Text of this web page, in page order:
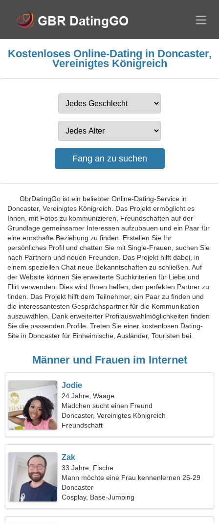
Kostenloses Online-Dating in Doncaster,
Vereinigtes Königreich
GbrDatingGo ist ein beliebter Online-Dating-Service in
Doncaster, Vereinigtes Königreich. Das Projekt ermöglicht es
Ihnen, mit Fotos zu kommunizieren, Freundschaften auf der
Grundlage gemeinsamer Interessen aufzubauen und ein Paar für
eine ernsthafte Beziehung zu finden. Erstellen Sie Ihr
persönliches Profil und chatten Sie mit Single-Frauen, suchen Sie
nach Partnern und neuen Freunden. Das Projekt hilft dabei, in
einem speziellen Chat neue Bekanntschaften zu schließen. Auf
der Website können Sie erweiterte Suchkriterien für Liebe und
Flirt verwenden. Dies wird Ihnen helfen, den perfekten Partner zu
finden. Das Projekt hilft dem Teilnehmer, ein Paar zu finden und
die interessantesten Gesprächspartner für die Kommunikation
auszuwählen. Dank erweiterter Profilauswahlmöglichkeiten finden
Sie die passenden Profile. Treten Sie einer kostenlosen Dating-
Site in Doncaster für Einheimische, Ausländer, Touristen bei.
Männer und Frauen im Internet
Jodie
24 Jahre, Waage
Mädchen sucht einen Freund
Doncaster, Vereinigtes Königreich
Freundschaft
Zak
33 Jahre, Fische
Mann möchte eine Frau kennenlernen 25-29
Doncaster
Cosplay, Base-Jumping